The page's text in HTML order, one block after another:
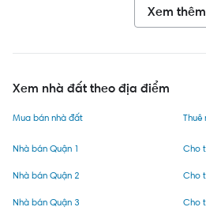
Xem thêm
Xem nhà đất theo địa điểm
Mua bán nhà đất
Nhà bán Quận 1
Nhà bán Quận 2
Nhà bán Quận 3
Thuê
Cho
Cho
Cho